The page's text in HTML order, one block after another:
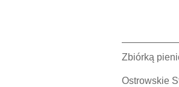
Zbiórką
Ostrowskie